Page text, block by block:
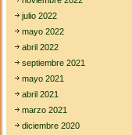
e
julio 2022
mayo 2022
abril 2022
septiembre 2021
mayo 2021
abril 2021
marzo 2021
diciembre 2020